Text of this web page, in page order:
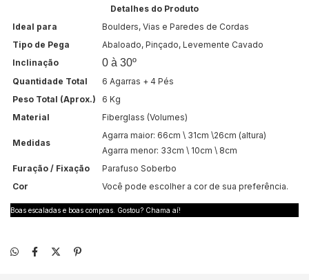
Detalhes do Produto
Ideal para
Boulders, Vias e Paredes de Cordas
Tipo de Pega
Abaloado, Pinçado, Levemente Cavado
Inclinação
0 à 30º
Quantidade Total
6 Agarras + 4 Pés
Peso Total (Aprox.)
6 Kg
Material
Fiberglass (Volumes)
Medidas
Agarra maior: 66cm \ 31cm \26cm (altura)
Agarra menor: 33cm \ 10cm \ 8cm
Furação / Fixação
Parafuso Soberbo
Cor
Você pode escolher a cor de sua preferência.
Boas escaladas e boas compras. Gostou? Chama aí!